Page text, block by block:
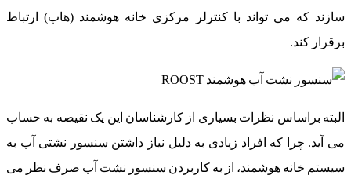
سازند که می تواند با کنترلر مرکزی خانه هوشمند (هاب) ارتباط
برقرار کند.
البته براساس نظرات بسیاری از کارشناسان این یک نقیصه به حساب
می آید. چرا که افراد زیادی به دلیل نیاز داشتن سنسور نشتی آب به
سیستم خانه هوشمند، از به کاربردن سنسور نشت آب صرف نظر می